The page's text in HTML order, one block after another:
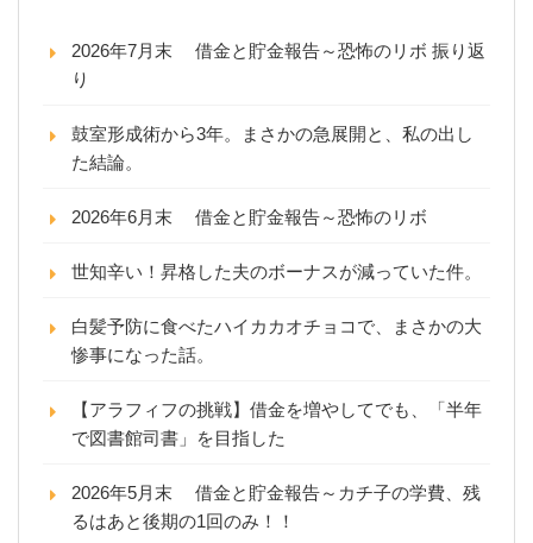
2026年7月末 借金と貯金報告～恐怖のリボ 振り返
り
鼓室形成術から3年。まさかの急展開と、私の出し
た結論。
2026年6月末 借金と貯金報告～恐怖のリボ
世知辛い！昇格した夫のボーナスが減っていた件。
白髪予防に食べたハイカカオチョコで、まさかの大
惨事になった話。
【アラフィフの挑戦】借金を増やしてでも、「半年
で図書館司書」を目指した
2026年5月末 借金と貯金報告～カチ子の学費、残
るはあと後期の1回のみ！！